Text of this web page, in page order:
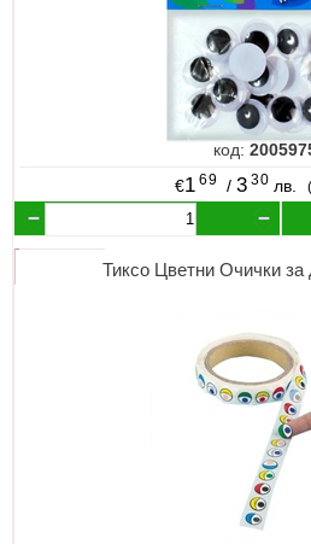
код:
€1 69 /3 30 лв.
Тиксо Цветни Очички за